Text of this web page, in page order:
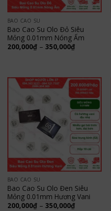
BAO CAO SU
Bao Cao Su Olo Đỏ Siêu
Mỏng 0.01mm Nóng Ấm
200,000₫ – 350,000₫Khoảng
giá:
350,000₫
BAO CAO SU
Bao Cao Su Olo Đen Siêu
Mỏng 0.01mm Hương Vani
200,000₫ – 350,000₫Khoảng